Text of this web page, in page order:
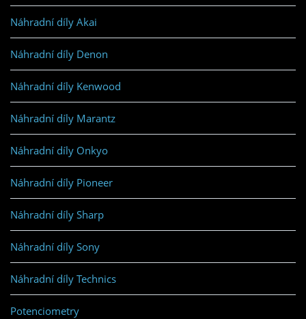
Náhradní díly Akai
Náhradní díly Denon
Náhradní díly Kenwood
Náhradní díly Marantz
Náhradní díly Onkyo
Náhradní díly Pioneer
Náhradní díly Sharp
Náhradní díly Sony
Náhradní díly Technics
Potenciometry